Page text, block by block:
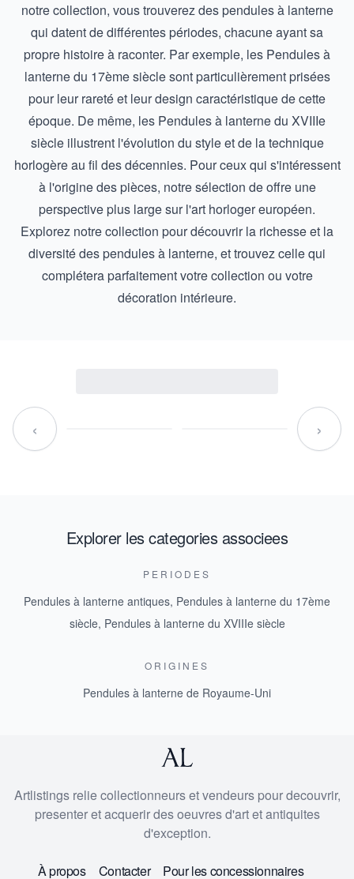
notre collection, vous trouverez des pendules à lanterne
qui datent de différentes périodes, chacune ayant sa
propre histoire à raconter. Par exemple, les Pendules à
lanterne du 17ème sièclesont particulièrement prisées
pour leur rareté et leur design caractéristique de cette
époque. De même, les Pendules à lanterne du XVIIIe
siècleillustrent l'évolution du style et de la technique
horlogère au fil des décennies. Pour ceux qui s'intéressent
à l'origine des pièces, notre sélection de offre une
perspective plus large sur l'art horloger européen.
Explorez notre collection pour découvrir la richesse et la
diversité des pendules à lanterne, et trouvez celle qui
complétera parfaitement votre collection ou votre
décoration intérieure.
‹ ›
Explorer les categories associees
PERIODES
Pendules à lanterne antiques, Pendules à lanterne du 17ème
siècle, Pendules à lanterne du XVIIIe siècle
ORIGINES
Pendules à lanterne de Royaume-Uni
Artlistings relie collectionneurs et vendeurs pour decouvrir,
presenter et acquerir des oeuvres d'art et antiquites
d'exception.
À propos Contacter Pour les concessionnaires